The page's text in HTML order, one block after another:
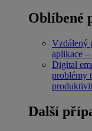
Oblíbené
Vzdálený
aplikace
Digital
problémy
Další